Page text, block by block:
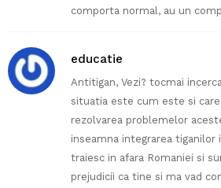
comporta normal, au un
educatie
Antitigan, Vezi? tocmai
situatia este cum este si
rezolvarea problemelor
inseamna integrarea
traiesc in afara Romaniei si
prejudicii ca tine si ma vad